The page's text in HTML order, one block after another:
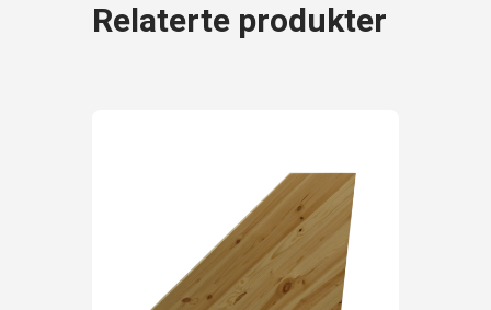
Relaterte produkter